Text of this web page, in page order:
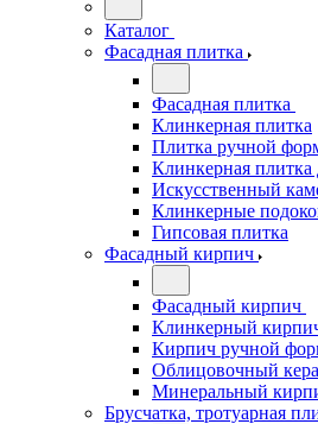
Каталог
Фасадная плитка
Фасадная плитка
Клинкерная плитка
Плитка ручной
Клинкерная плитка
Искусственный
Клинкерные
Гипсовая плитка
Фасадный кирпич
Фасадный кирпич
Клинкерный
Кирпич ручной
Облицовочный
Минеральный
Брусчатка, тротуарная